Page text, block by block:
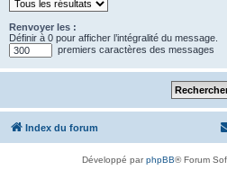
Renvoyer les :
Définir à 0 pour afficher l’intégralité du message.
premiers caractères des messages
Index du forum
Développé parphpBB® Forum